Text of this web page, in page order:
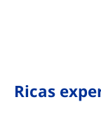
Ricas